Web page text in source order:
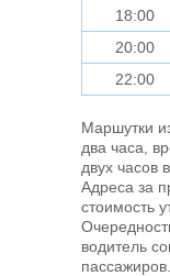
18:00
20:00
22:00
Маршутки
два часа,
двух часов
Адреса за
стоимость
водитель
пассажиров.